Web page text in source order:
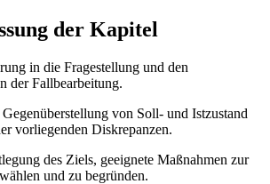
der Kapitel
in die Fragestellung und den
der Fallbearbeitung.
Gegenüberstellung von Soll- und Istzustand
vorliegenden Diskrepanzen.
des Ziels, geeignete Maßnahmen zur
und zu begründen.